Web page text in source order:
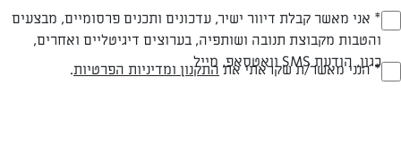
(חובה)* אני מאשר קבלת דיוור ישיר, עדכונים ותכנים פרסומיים, מבצעים
והטבות מקבוצת תנובה ושותפיה, בערוצים דיגיטליים ואחרים,
כגון, הודעת SMS וואטסאפ, מייל(חובה)* הנני מאשר/ת שקראתי את התקנון ומדיניות הפרטיות.